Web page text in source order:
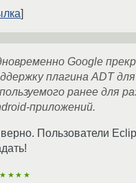
Google
плагина ADT
ранее для
приложений.
Пользователи
★★★★